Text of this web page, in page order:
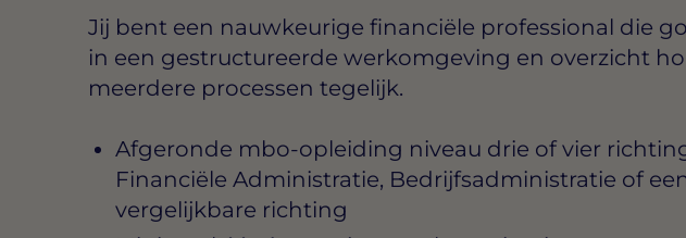
Jij bent een nauwkeurige financiële professional die
in een gestructureerde werkomgeving en overzicht
meerdere processen tegelijk.
Afgeronde mbo-opleiding niveau drie of vier
Financiële Administratie, Bedrijfsadministratie of
vergelijkbare richting